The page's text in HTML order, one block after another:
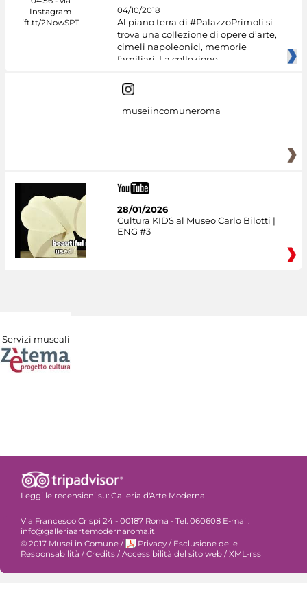
04/10/2018
Al piano terra di #PalazzoPrimoli si
trova una collezione di opere d’arte,
cimeli napoleonici, memorie
familiari. La collezione
museiincomuneroma
28/01/2026
Cultura KIDS al Museo Carlo Bilotti |
ENG #3
Servizi museali
Leggi le recensioni su: Galleria d'Arte Moderna
Via Francesco Crispi 24 - 00187 Roma - Tel. 060608 E-mail:
info@galleriaartemodernaroma.it
© 2017 Musei in Comune / Privacy / Esclusione delle
Responsabilità / Credits / Accessibilità del sito web / XML-rss